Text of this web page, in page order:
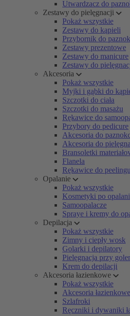
Utwardzacz do
Zestawy do pielęgnacji
Pokaż wszystkie
Zestawy do kąpieli
Przybornik do
Zestawy prezentowe
Zestawy do manicure
Zestawy do
Akcesoria
Pokaż wszystkie
Myjki i gąbki do
Szczotki do ciała
Szczotki do masażu
Rękawice do
Przybory do pedicure
Akcesoria do
Akcesoria do
Bransoletki
Flanela
Rękawice do peelingu
Opalanie
Pokaż wszystkie
Kosmetyki po
Samoopalacze
Spraye i kremy do
Depilacja
Pokaż wszystkie
Zimny i ciepły wosk
Golarki i depilatory
Pielęgnacja przy
Krem do depilacji
Akcesoria łazienkowe
Pokaż wszystkie
Akcesoria łazienkowe
Szlafroki
Ręczniki i dywaniki